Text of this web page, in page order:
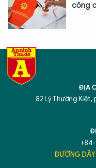
công
ĐỊA
82 Lý Thường Kiệt,
ĐƯỜNG
XIN CHÀO,
TÔI LÀ
Hãy hỏi tôi bất
An Ninh Thủ